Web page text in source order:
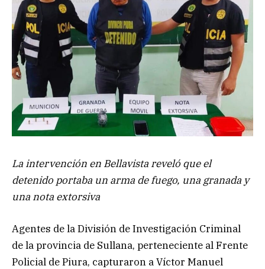
La intervención en Bellavista reveló que el
detenido portaba un arma de fuego, una granada y
una nota extorsiva
Agentes de la División de Investigación Criminal
de la provincia de Sullana, perteneciente al Frente
Policial de Piura, capturaron a Víctor Manuel